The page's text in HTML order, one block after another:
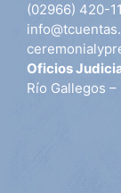
(02966) 420-
Oficios
Río Gallegos